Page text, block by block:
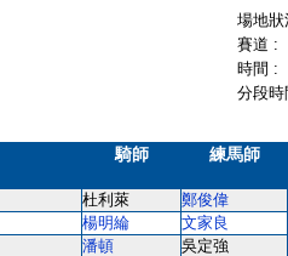
場地
賽道 :
時間 :
分段
騎師 練馬師
杜利萊 鄭俊偉
楊明綸 文家良
潘頓 吳定強